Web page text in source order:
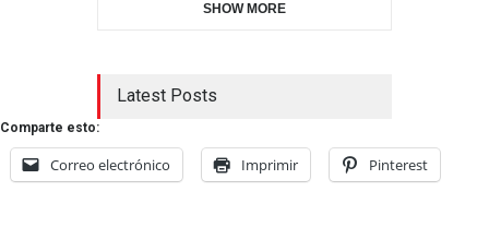
SHOW MORE
Latest Posts
Comparte esto:
Correo electrónico Imprimir Pinterest